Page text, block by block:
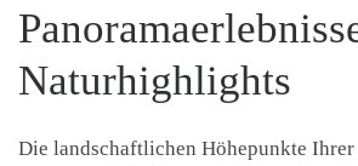
Naturhighlights
Die landschaftlichen Höhepunkte